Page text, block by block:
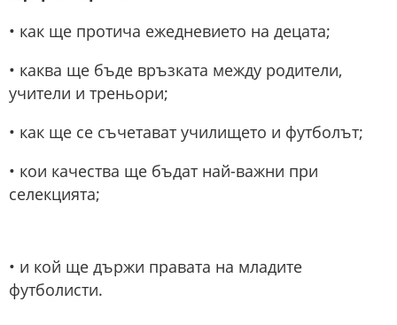
• как ще протича ежедневието на децата;
• каква ще бъде връзката между родители,
учители и треньори;
• как ще се съчетават училището и футболът;
• кои качества ще бъдат най-важни при
селекцията;
• и кой ще държи правата на младите
футболисти.